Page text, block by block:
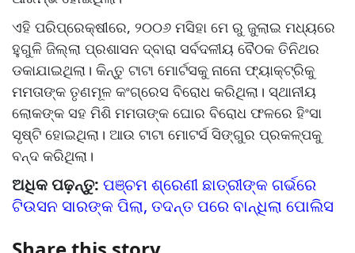
ଏହି ପରିପ୍ରେକ୍ଷୀରେ, ୨୦୦୬ ମସିହା ମେ ରୁ ଜୁଲାଇ ମଧ୍ୟରେ
ହୁଗୁଳି ଜିଲ୍ଲା ପ୍ରଶାସନ ଦ୍ବାରା ସର୍ବଦଳୀୟ ବୈଠକ ତିନିଥର
ଡକାଯାଇଥିଲା। କିନ୍ତୁ ଟାଟା ମୋର୍ଟସକୁ ନାନୋ ଫ୍ୟାକ୍ଟ୍ରିକୁ
ମମତାଙ୍କ ତୃଣମୂଳ କଂଗ୍ରେସ ବିରୋଧ କରିଥିଲା। ସ୍ଥାନୀୟ
ଲୋକଙ୍କ ସହ ମିଶି ମମତାଙ୍କ ଘୋର ବିରୋଧ ଫଳରେ ହିଂସା
ସୃଷ୍ଟି ହୋଇଥିଲା। ଆଉ ଟାଟା ମୋଟର୍ସ ସିଙ୍ଗୁର ପ୍ରକଳ୍ପକୁ
ବନ୍ଦ କରିଥିଲା।
ଅଧିକ ପଢ଼ନ୍ତୁ: ପଞ୍ଚମ ଶ୍ରେଣୀ ଛାତ୍ରୀଙ୍କ ଗର୍ଭରେ
ଟିଉସନ ସାରଙ୍କ ପିଲା, ତଦନ୍ତ ପରେ ବାନ୍ଧିଲା ପୋଲିସ